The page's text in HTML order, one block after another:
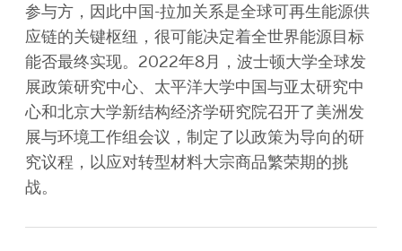
参与方，因此中国-拉加关系是全球可再生能源供
应链的关键枢纽，很可能决定着全世界能源目标
能否最终实现。2022年8月，波士顿大学全球发
展政策研究中心、太平洋大学中国与亚太研究中
心和北京大学新结构经济学研究院召开了美洲发
展与环境工作组会议，制定了以政策为导向的研
究议程，以应对转型材料大宗商品繁荣期的挑
战。